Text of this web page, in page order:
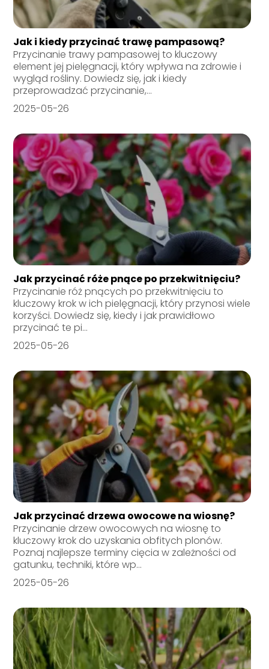
Jak i kiedy przycinać trawę pampasową?
Przycinanie trawy pampasowej to kluczowy
element jej pielęgnacji, który wpływa na zdrowie i
wygląd rośliny. Dowiedz się, jak i kiedy
przeprowadzać przycinanie,...
2025-05-26
Jak przycinać róże pnące po przekwitnięciu?
Przycinanie róż pnących po przekwitnięciu to
kluczowy krok w ich pielęgnacji, który przynosi wiele
korzyści. Dowiedz się, kiedy i jak prawidłowo
przycinać te pi...
2025-05-26
Jak przycinać drzewa owocowe na wiosnę?
Przycinanie drzew owocowych na wiosnę to
kluczowy krok do uzyskania obfitych plonów.
Poznaj najlepsze terminy cięcia w zależności od
gatunku, techniki, które wp...
2025-05-26